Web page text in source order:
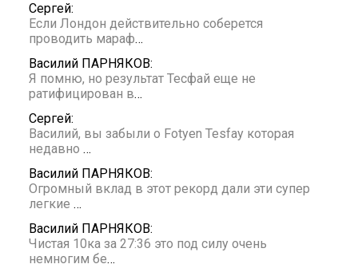
Сергей:
Если Лондон действительно соберется
проводить мараф…
Василий ПАРНЯКОВ:
Я помню, но результат Тесфай еще не
ратифицирован в…
Сергей:
Василий, вы забыли о Fotyen Tesfay которая
недавно …
Василий ПАРНЯКОВ:
Огромный вклад в этот рекорд дали эти супер
легкие …
Василий ПАРНЯКОВ:
Чистая 10ка за 27:36 это под силу очень
немногим бе…